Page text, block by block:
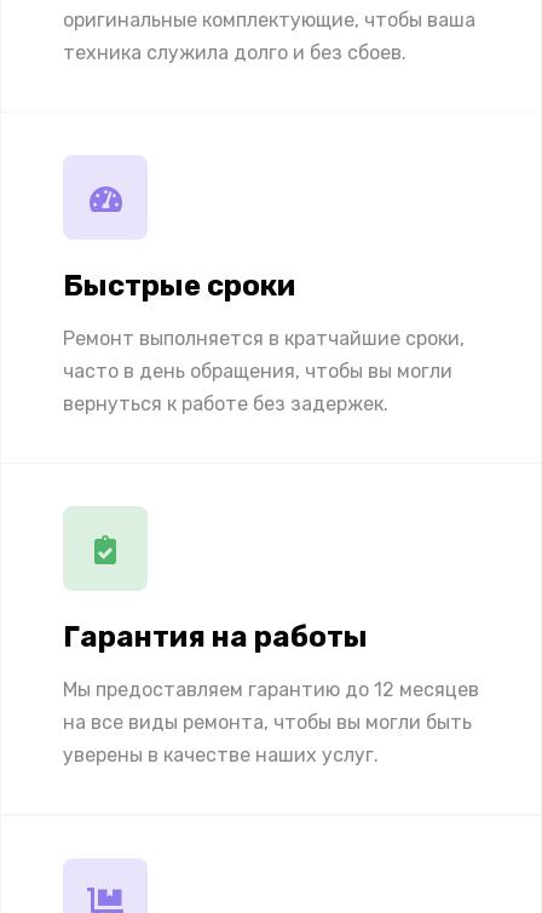
оригинальные комплектующие, чтобы ваша
техника служила долго и без сбоев.
Быстрые сроки
Ремонт выполняется в кратчайшие сроки,
часто в день обращения, чтобы вы могли
вернуться к работе без задержек.
Гарантия на работы
Мы предоставляем гарантию до 12 месяцев
на все виды ремонта, чтобы вы могли быть
уверены в качестве наших услуг.